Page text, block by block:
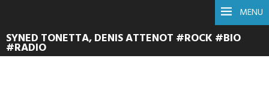
MENU
SYNED TONETTA, DENIS ATTENOT #ROCK #BIO
#RADIO